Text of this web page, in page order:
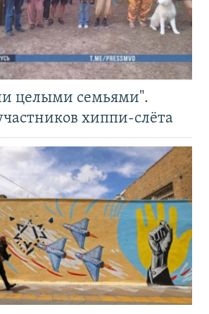
целыми семьями".
хиппи-слёта